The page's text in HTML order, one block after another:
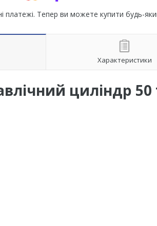
платежі. Тепер ви можете купити будь-
Характеристики
циліндр